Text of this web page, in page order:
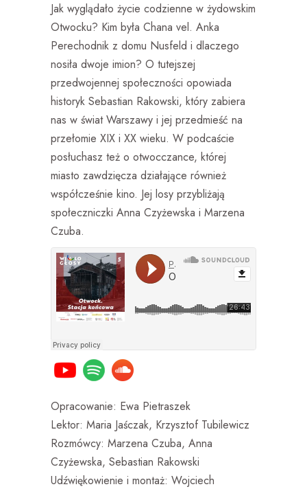
Jak wyglądało życie codzienne w żydowskim
Otwocku? Kim była Chana vel. Anka
Perechodnik z domu Nusfeld i dlaczego
nosiła dwoje imion? O tutejszej
przedwojennej społeczności opowiada
historyk Sebastian Rakowski, który zabiera
nas w świat Warszawy i jej przedmieść na
przełomie XIX i XX wieku. W podcaście
posłuchasz też o otwocczance, której
miasto zawdzięcza działające również
współcześnie kino. Jej losy przybliżają
społeczniczki Anna Czyżewska i Marzena
Czuba.
Opracowanie: Ewa Pietraszek
Lektor: Maria Jaśczak, Krzysztof Tubilewicz
Rozmówcy: Marzena Czuba, Anna
Czyżewska, Sebastian Rakowski
Udźwiękowienie i montaż: Wojciech